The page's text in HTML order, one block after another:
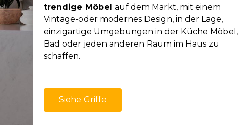
trendige Möbelauf dem Markt, mit einem
Vintage-oder modernes Design, in der Lage,
einzigartige Umgebungen in der Küche Möbel,
Bad oder jeden anderen Raum im Haus zu
schaffen.
Siehe Griffe